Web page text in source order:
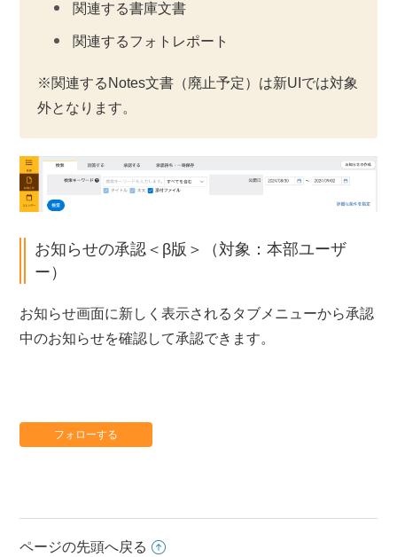
関連する書庫文書
関連するフォトレポート
※関連するNotes文書（廃止予定）は新UIでは対象
外となります。
お知らせの承認＜β版＞（対象：本部ユーザ
ー）
お知らせ画面に新しく表示されるタブメニューから承認
中のお知らせを確認して承認できます。
フォローする
ページの先頭へ戻る